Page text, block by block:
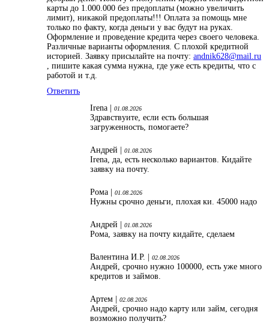
карты до 1.000.000 без предоплаты (можно увеличить
лимит), никакой предоплаты!!! Оплата за помощь мне
только по факту, когда деньги у вас будут на руках.
Оформление и проведение кредита через своего человека.
Различные варианты оформления. С плохой кредитной
историей. Заявку присылайте на почту: andnik628@mail.ru
, пишите какая сумма нужна, где уже есть кредиты, что с
работой и т.д.
Ответить
Irena |
01.08.2026
Здравствуите, если есть большая
загруженность, помогаете?
Андрей | 01.08.2026
Irena, да, есть несколько вариантов. Кидайте
заявку на почту.
Рома | 01.08.2026
Нужны срочно деньги, плохая ки. 45000 надо
Андрей | 01.08.2026
Рома, заявку на почту кидайте, сделаем
Валентина И.Р. | 02.08.2026
Андрей, срочно нужно 100000, есть уже много
кредитов и займов.
Артем | 02.08.2026
Андрей, срочно надо карту или займ, сегодня
возможно получить?